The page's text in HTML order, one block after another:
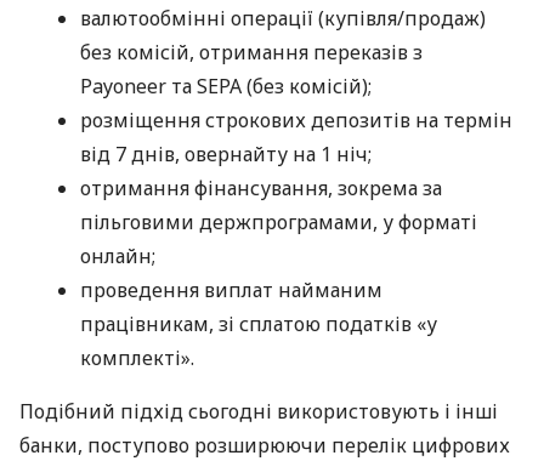
валютообмінні операції (купівля/продаж)
без комісій, отримання переказів з
Payoneer та SEPA (без комісій);
розміщення строкових депозитів на термін
від 7 днів, овернайту на 1 ніч;
отримання фінансування, зокрема за
пільговими держпрограмами, у форматі
онлайн;
проведення виплат найманим
працівникам, зі сплатою податків «у
комплекті».
Подібний підхід сьогодні використовують і інші
банки, поступово розширюючи перелік цифрових